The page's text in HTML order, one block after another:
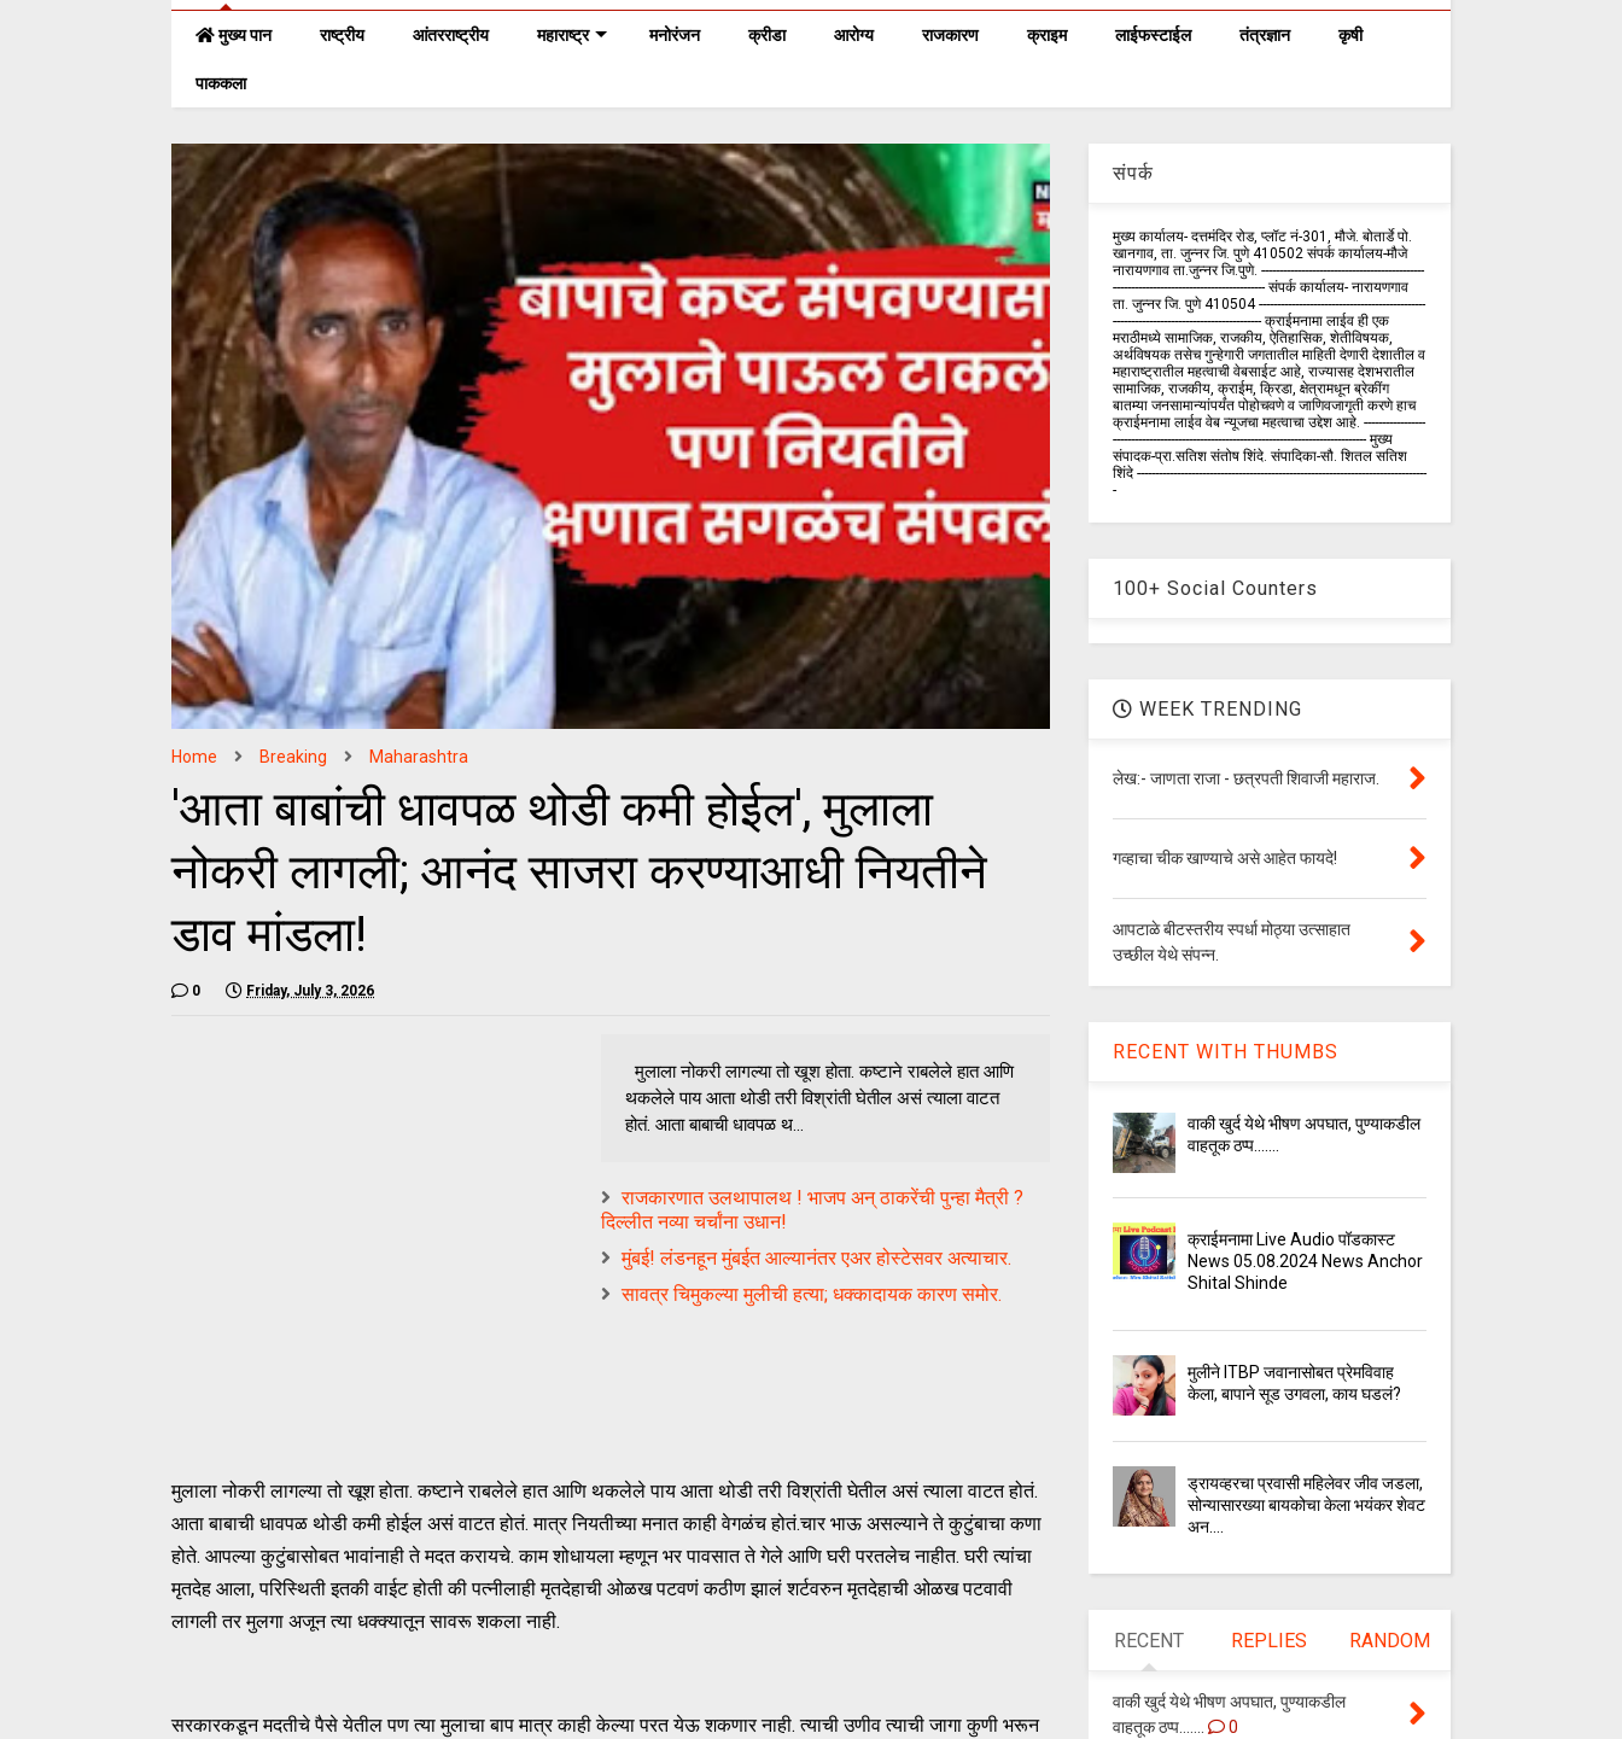
मुख्य पान राष्ट्रीय आंतरराष्ट्रीय महाराष्ट्र मनोरंजन क्रीडा आरोग्य राजकारण क्राइम लाईफस्टाईल तंत्रज्ञान कृषी
पाककला
Home Breaking Maharashtra
'आता बाबांची धावपळ थोडी कमी होईल', मुलाला
नोकरी लागली; आनंद साजरा करण्याआधी नियतीने
डाव मांडला!
0 Friday, July 3, 2026
मुलाला नोकरी लागल्या तो खूश होता. कष्टाने राबलेले हात आणि
थकलेले पाय आता थोडी तरी विश्रांती घेतील असं त्याला वाटत
होतं. आता बाबाची धावपळ थ...
राजकारणात उलथापालथ ! भाजप अन् ठाकरेंची पुन्हा मैत्री ?
दिल्लीत नव्या चर्चांना उधान!
मुंबई! लंडनहून मुंबईत आल्यानंतर एअर होस्टेसवर अत्याचार.
सावत्र चिमुकल्या मुलीची हत्या; धक्कादायक कारण समोर.
मुलाला नोकरी लागल्या तो खूश होता. कष्टाने राबलेले हात आणि थकलेले पाय आता थोडी तरी विश्रांती घेतील असं त्याला वाटत होतं.
आता बाबाची धावपळ थोडी कमी होईल असं वाटत होतं. मात्र नियतीच्या मनात काही वेगळंच होतं.चार भाऊ असल्याने ते कुटुंबाचा कणा
होते. आपल्या कुटुंबासोबत भावांनाही ते मदत करायचे. काम शोधायला म्हणून भर पावसात ते गेले आणि घरी परतलेच नाहीत. घरी त्यांचा
मृतदेह आला, परिस्थिती इतकी वाईट होती की पत्नीलाही मृतदेहाची ओळख पटवणं कठीण झालं शर्टवरुन मृतदेहाची ओळख पटवावी
लागली तर मुलगा अजून त्या धक्क्यातून सावरू शकला नाही.
सरकारकडून मदतीचे पैसे येतील पण त्या मुलाचा बाप मात्र काही केल्या परत येऊ शकणार नाही. त्याची उणीव त्याची जागा कुणी भरून
संपर्क
मुख्य कार्यालय- दत्तमंदिर रोड, प्लॉट नं-301, मौजे. बोतार्डे पो.
खानगाव, ता. जुन्नर जि. पुणे 410502 संपर्क कार्य‍ालय-मौजे
नारायणगाव ता.जुन्नर जि.पुणे. ---------------------------------------------
------------------------------------------ संपर्क कार्यालय- नारायणगाव
ता. जुन्नर जि. पुणे 410504 ----------------------------------------------
----------------------------------------- क्राईमनामा लाईव ही एक
मराठीमध्ये सामाजिक, राजकीय, ऐतिहासिक, शेतीविषयक,
अर्थविषयक तसेच गुन्हेगारी जगतातील माहिती देणारी देशातील व
महाराष्ट्रातील महत्वाची वेबसाईट आहे, राज्यासह देशभरातील
सामाजिक, राजकीय, क्राईम, क्रिडा, क्षेत्रामधून ब्रेकींग
बातम्या जनसामान्यांपर्यंत पोहोचवणे व जाणिवजागृती करणे हाच
क्राईमनामा लाईव वेब न्यूजचा महत्वाचा उद्देश आहे. -----------------
---------------------------------------------------------------------- मुख्य
संपादक-प्रा.सतिश संतोष शिंदे. संपादिका-सौ. शितल सतिश
शिंदे --------------------------------------------------------------------------------
-
100+ Social Counters
WEEK TRENDING
लेख:- जाणता राजा - छत्रपती शिवाजी महाराज.
गव्हाचा चीक खाण्याचे असे आहेत फायदे!
आपटाळे बीटस्तरीय स्पर्धा मोठ्या उत्साहात
उच्छील येथे संपन्न.
RECENT WITH THUMBS
वाकी खुर्द येथे भीषण अपघात, पुण्याकडील
वाहतूक ठप्प.......
क्राईमनामा Live Audio पॉडकास्ट
News 05.08.2024 News Anchor
Shital Shinde
मुलीने ITBP जवानासोबत प्रेमविवाह
केला, बापाने सूड उगवला, काय घडलं?
ड्रायव्हरचा प्रवासी महिलेवर जीव जडला,
सोन्यासारख्या बायकोचा केला भयंकर शेवट
अन....
RECENT REPLIES RANDOM
वाकी खुर्द येथे भीषण अपघात, पुण्याकडील
वाहतूक ठप्प.......
0